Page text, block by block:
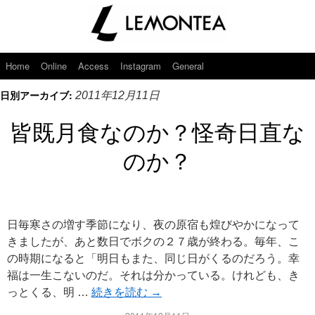
Home Online Access Instagram General
日別アーカイブ: 2011年12月11日
皆既月食なのか？怪奇日直な
のか？
日毎寒さの増す季節になり、夜の原宿も煌びやかになって
きましたが、あと数日でボクの２７歳が終わる。毎年、こ
の時期になると「明日もまた、同じ日がくるのだろう。幸
福は一生こないのだ。それは分かっている。けれども、き
っとくる、明 … 続きを読む →